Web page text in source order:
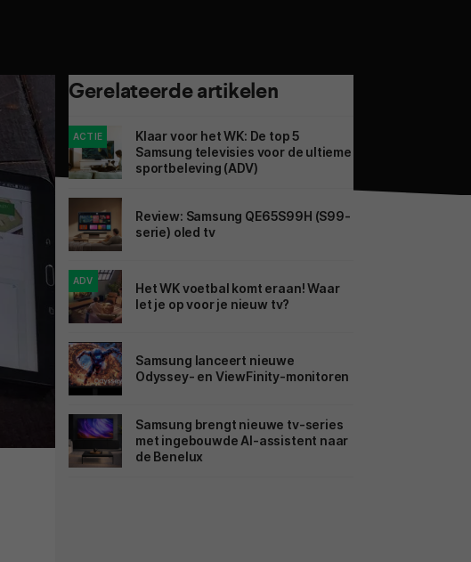
Gerelateerde artikelen
ACTIE
Klaar voor het WK: De top 5
Samsung televisies voor de ultieme
sportbeleving (ADV)
Review: Samsung QE65S99H (S99-
serie) oled tv
ADV
Het WK voetbal komt eraan! Waar
let je op voor je nieuw tv?
Samsung lanceert nieuwe
Odyssey- en ViewFinity-monitoren
Samsung brengt nieuwe tv-series
met ingebouwde AI-assistent naar
de Benelux